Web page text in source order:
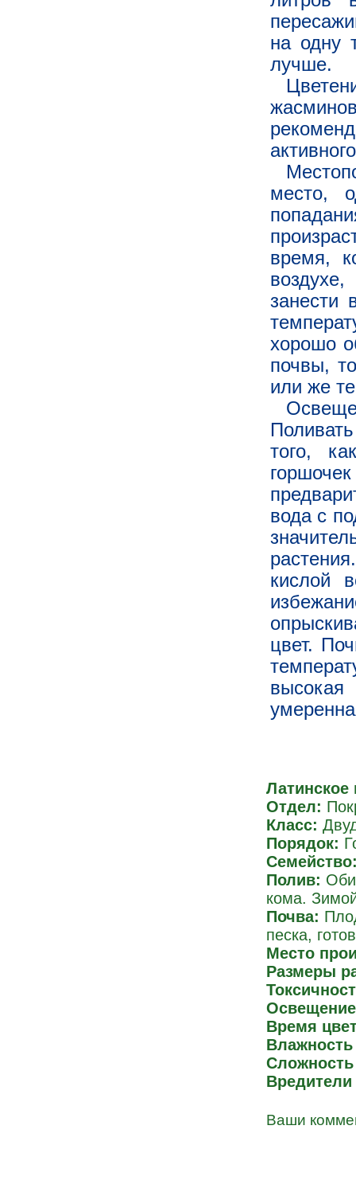
на одну
лучше.
место,
время,
занести
хорошо
почвы,
или же
того,
вода с
кислой
цвет.
высокая
Латинское
Отдел:
Класс:
Порядок:
Полив:
кома.
Почва:
песка,
Место
Размеры
Время
Ваши